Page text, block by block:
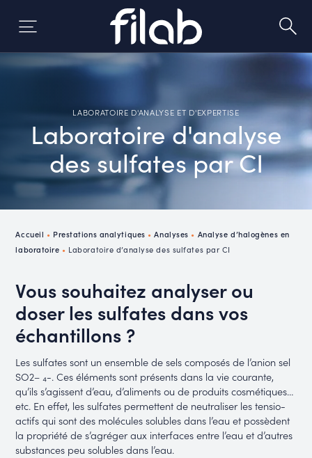
LABORATOIRE D'ANALYSE ET D'EXPERTISE
Laboratoire d'analyse
des sulfates par CI
Accueil • Prestations analytiques •Analyses • Analyse d’halogènes en
laboratoire • Laboratoire d’analyse des sulfates par CI
Vous souhaitez analyser ou
doser les sulfates dans vos
échantillons ?
Les sulfates sont un ensemble de sels composés de l’anion sel
SO2– ₄-. Ces éléments sont présents dans la vie courante,
qu’ils s’agissent d’eau, d’aliments ou de produits cosmétiques…
etc. En effet, les sulfates permettent de neutraliser les tensio-
actifs qui sont des molécules solubles dans l’eau et possèdent
la propriété de s’agréger aux interfaces entre l’eau et d’autres
substances peu solubles dans l’eau.